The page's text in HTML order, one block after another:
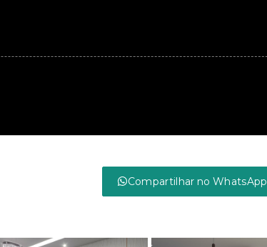
Compartilhar no WhatsApp